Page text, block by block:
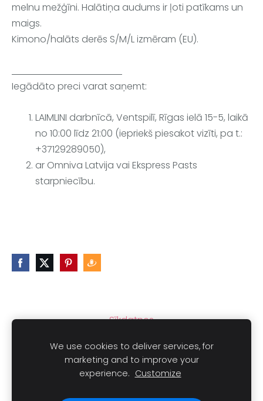
melnu mežģīni. Halātiņa audums ir ļoti patīkams un
maigs.
Kimono/halāts derēs S/M/L izmēram (EU).
Iegādāto preci varat saņemt:
LAIMLINI darbnīcā, Ventspilī, Rīgas ielā 15-5, laikā
no 10:00 līdz 21:00 (iepriekš piesakot vizīti, pa t.:
+37129289050),
ar Omniva Latvija vai Ekspress Pasts
starpniecību.
Sīkdatnes
Autortiesības © 2021 LAIMLINI Visas tiesības aizsargātas.
We use cookies to deliver services, for
marketing and to improve your
experience. Customize